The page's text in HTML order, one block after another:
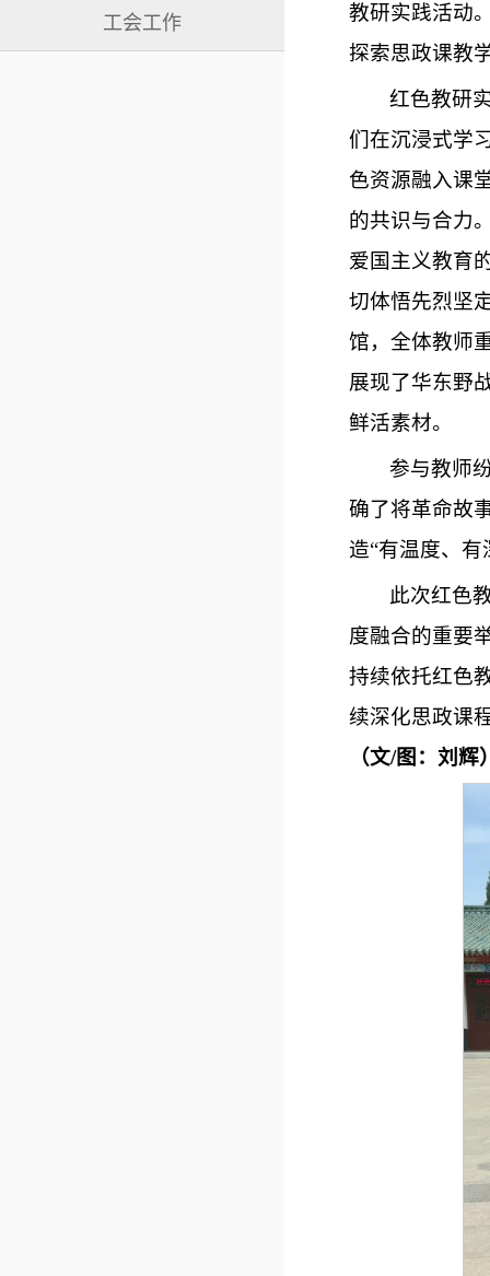
工会工作
教研实践活动
探索思政课教
红色教研
们在沉浸式学
色资源融入课
的共识与合力
爱国主义教育
切体悟先烈坚
馆，全体教师
展现了华东野
鲜活素材。
参与教师
确了将革命故
造“有温度、
此次红色
度融合的重要
持续依托红色
续深化思政课
（文/图 ：刘辉